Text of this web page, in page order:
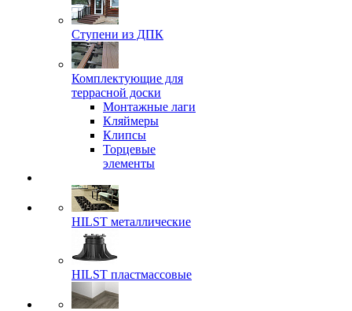
Ступени из ДПК
Комплектующие для
террасной доски
Монтажные лаги
Кляймеры
Клипсы
Торцевые
элементы
HILST металлические
HILST пластмассовые